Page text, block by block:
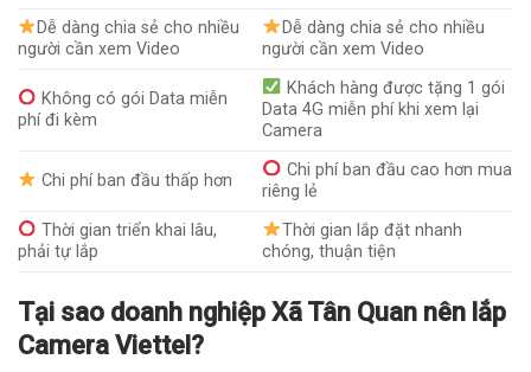
Dễ dàng chia sẻ cho nhiều
người cần xem Video
Dễ dàng chia sẻ cho nhiều
người cần xem Video
Không có gói Data miễn
phí đi kèm
Khách hàng được tặng 1 gói
Data 4G miễn phí khi xem lại
Camera
Chi phí ban đầu thấp hơn
Chi phí ban đầu cao hơn mua
riêng lẻ
Thời gian triển khai lâu,
phải tự lắp
Thời gian lắp đặt nhanh
chóng, thuận tiện
Tại sao doanh nghiệp Xã Tân Quan nên lắp
Camera Viettel?